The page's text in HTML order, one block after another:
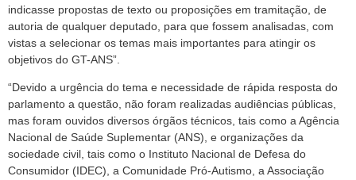
indicasse propostas de texto ou proposições em tramitação, de
autoria de qualquer deputado, para que fossem analisadas, com
vistas a selecionar os temas mais importantes para atingir os
objetivos do GT-ANS”.
“Devido a urgência do tema e necessidade de rápida resposta do
parlamento a questão, não foram realizadas audiências públicas,
mas foram ouvidos diversos órgãos técnicos, tais como a Agência
Nacional de Saúde Suplementar (ANS), e organizações da
sociedade civil, tais como o Instituto Nacional de Defesa do
Consumidor (IDEC), a Comunidade Pró-Autismo, a Associação